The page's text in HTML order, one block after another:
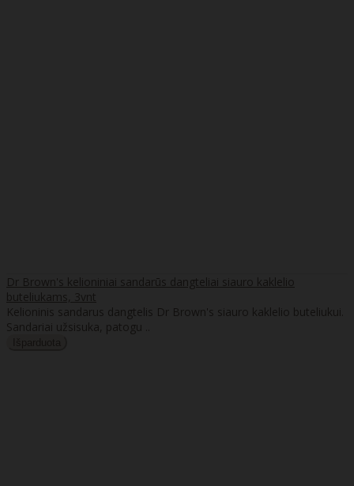
Dr Brown's kelioniniai sandarūs dangteliai siauro kaklelio
buteliukams, 3vnt
Kelioninis sandarus dangtelis Dr Brown's siauro kaklelio buteliukui.
Sandariai užsisuka, patogu ..